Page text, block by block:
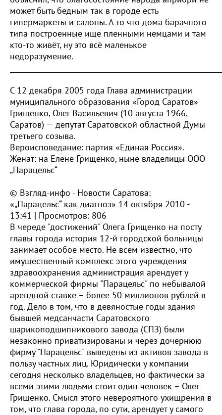
может быть бедным так в городе есть
гипермаркеты и салоны. А то что дома барачного
типа построенные ищё пленными немцами и там
кто-то живёт, ну это всё маленькое
недоразумение.
С 12 декабря 2005 года Глава администрации
муниципального образования «Город Саратов»
Грищенко, Олег Васильевич (10 августа 1966,
Саратов) — депутат Саратовской областной Думы
третьего созыва.
Вероисповедание: партия «Единая Россия».
Женат: на Елене Грищенко, ныне владелицы ООО
„Парацельс“
© Взгляд-инфо - Новости Саратова:
«„Парацельс“ как диагноз» 14 октября 2010 -
13:41 | Просмотров: 806
В череде "достижений" Олега Грищенко на посту
главы города история 12-й городской больницы
занимает особое место. Не всем известно, что
имущественный комплекс этого учреждения
здравоохранения администрация арендует у
коммерческой фирмы "Парацельс" по небывалой
арендной ставке – более 50 миллионов рублей в
год. Дело в том, что в девяностые годы здания
бывшей медсанчасти Саратовского
шарикоподшипникового завода (СПЗ) были
незаконно приватизированы и через дочернюю
фирму "Парацельс" выведены из активов завода в
пользу частных лиц. Юридически у компании
сегодня несколько владельцев, но фактически за
всеми этими людьми стоит один человек – Олег
Грищенко. Смысл этого невероятного ухищрения в
том, что глава города, по сути, арендует у самого